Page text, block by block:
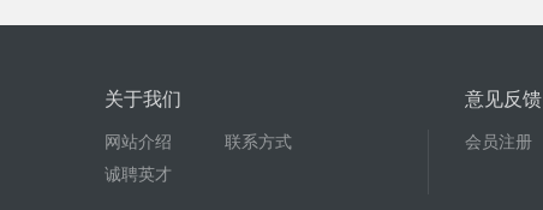
关于我们
网站介绍
联系方式
诚聘英才
意见反馈
会员注册